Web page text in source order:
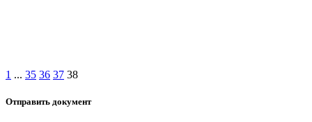
1 ... 35 36 37 38
Отправить документ